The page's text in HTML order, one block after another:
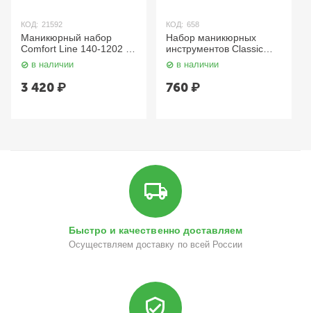
КОД: 21592
Маникюрный набор
Comfort Line 140-1202 5
предметов Solinberg
в наличии
3 420₽
КОД: 658
Набор маникюрных
инструментов Classic
SIS-14 Zinger
в наличии
760₽
Быстро и качественно доставляем
Осуществляем доставку по всей России